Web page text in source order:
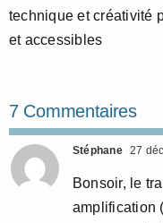
technique et créativité
et accessibles
7 Commentaires
Stéphane 27
Bonsoir, le
amplification